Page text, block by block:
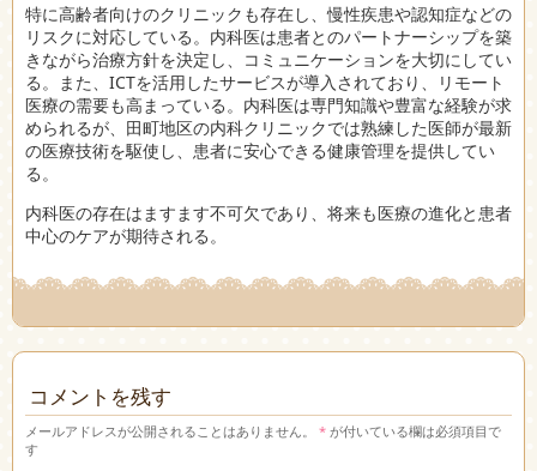
特に高齢者向けのクリニックも存在し、慢性疾患や認知症などの
リスクに対応している。内科医は患者とのパートナーシップを築
きながら治療方針を決定し、コミュニケーションを大切にしてい
る。また、ICTを活用したサービスが導入されており、リモート
医療の需要も高まっている。内科医は専門知識や豊富な経験が求
められるが、田町地区の内科クリニックでは熟練した医師が最新
の医療技術を駆使し、患者に安心できる健康管理を提供してい
る。
内科医の存在はますます不可欠であり、将来も医療の進化と患者
中心のケアが期待される。
コメントを残す
メールアドレスが公開されることはありません。 * が付いている欄は必須項目で
す